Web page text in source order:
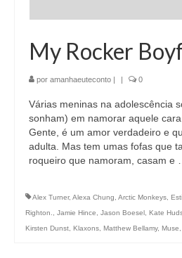
My Rocker
por amanhaeuteconto | | 0
Várias meninas na adolescência
sonham) em namorar aquele
Gente, é um amor verdadeiro e
adulta. Mas tem umas fofas que
roqueiro que namoram, casam e
Alex Turner, Alexa Chung Arctic Monkeys
Righton.
Jamie Hince Jason Boesel Kate
Kirsten Dunst Klaxons Matthew Bellamy, Muse